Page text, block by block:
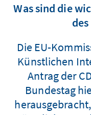
Was sind die
Die EU-
Künstlichen
Antrag der
Bundestag